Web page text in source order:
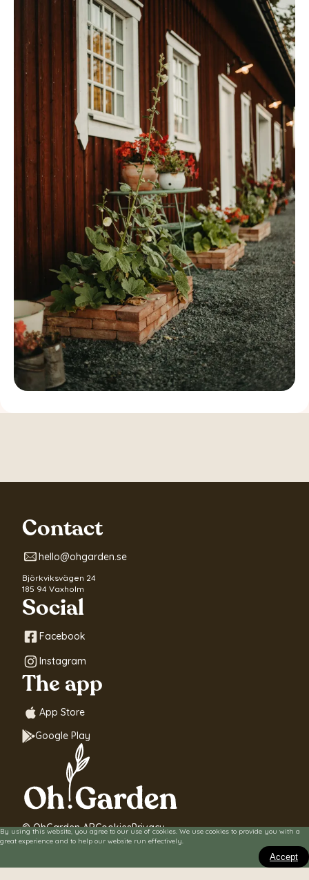
By using this website, you agree to our use of cookies. We use cookies to provide you with a
great experience and to help our website run effectively.
Accept
Contact
hello@ohgarden.se
Björkviksvägen 24
185 94 Vaxholm
Social
Facebook
Instagram
The app
App Store
Google Play
© OhGarden ABCookiesPrivacy